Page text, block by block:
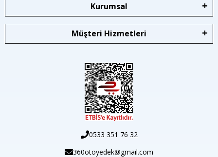
Kurumsal
Müşteri Hizmetleri
0533 351 76 32
360otoyedek@gmail.com